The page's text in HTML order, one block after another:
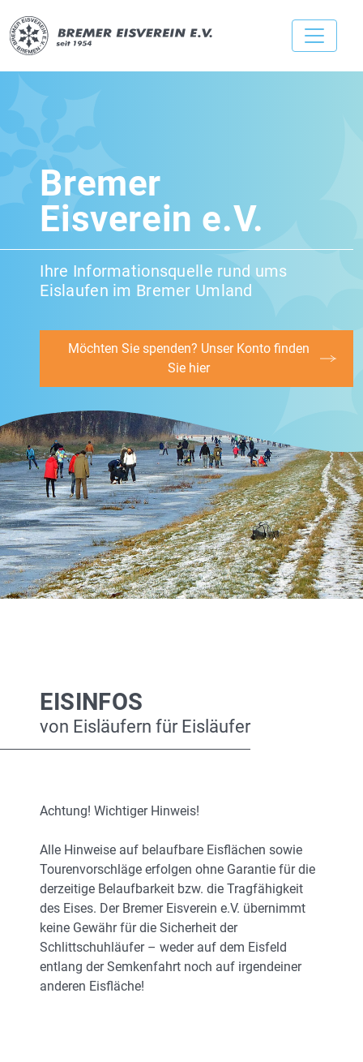
Bremer
Eisverein e.V.
Ihre Informationsquelle rund ums
Eislaufen im Bremer Umland
Möchten Sie spenden? Unser Konto finden
Sie hier
EISINFOS
von Eisläufern für Eisläufer
Achtung! Wichtiger Hinweis!
Alle Hinweise auf belaufbare Eisflächen sowie
Tourenvorschläge erfolgen ohne Garantie für die
derzeitige Belaufbarkeit bzw. die Tragfähigkeit
des Eises. Der Bremer Eisverein e.V. übernimmt
keine Gewähr für die Sicherheit der
Schlittschuhläufer – weder auf dem Eisfeld
entlang der Semkenfahrt noch auf irgendeiner
anderen Eisfläche!